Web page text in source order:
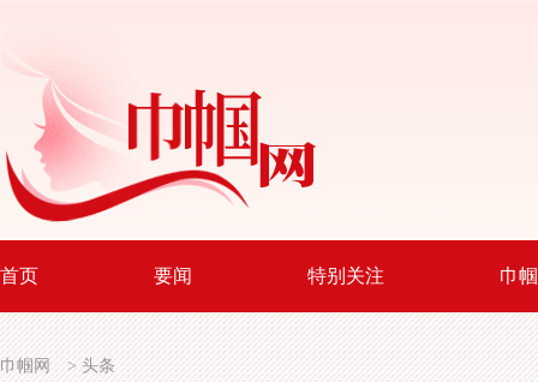
首页 要闻 特别关注 巾
巾帼网 > 头条